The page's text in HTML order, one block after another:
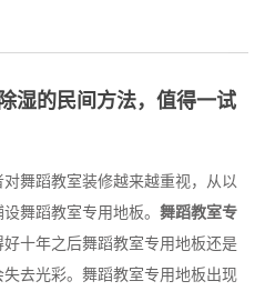
湿的民间方法，值得一试
舞蹈教室装修越来越重视，从以
舞蹈教室专用地板。 舞蹈教室专
十年之后舞蹈教室专用地板还是
去光彩。舞蹈教室专用地板出现